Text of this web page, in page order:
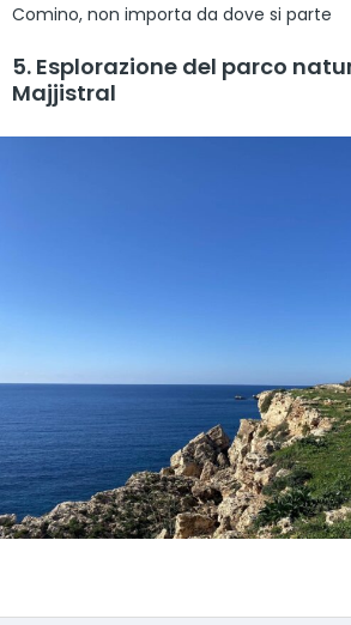
Comino, non importa da dove si parte
5. Esplorazione del parco
Majjistral